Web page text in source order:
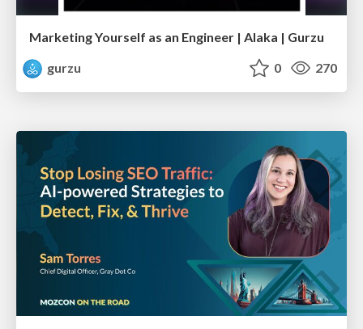
Marketing Yourself as an Engineer | Alaka | Gurzu
gurzu
0 270